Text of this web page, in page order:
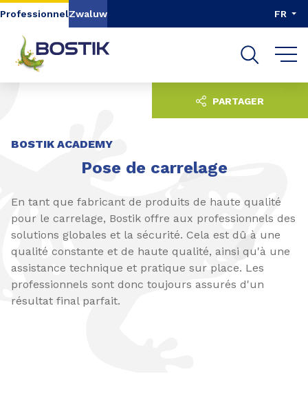
Aller au contenu
Aller à la recherche
ProfessionnelZwaluw FR
BOSTIK ACADEMY
Pose de carrelage
En tant que fabricant de produits de haute qualité
pour le carrelage, Bostik offre aux professionnels des
solutions globales et la sécurité. Cela est dû à une
qualité constante et de haute qualité, ainsi qu'à une
assistance technique et pratique sur place. Les
professionnels sont donc toujours assurés d'un
résultat final parfait.
PARTAGER